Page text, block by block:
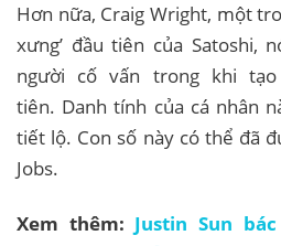
Hơn nữa, Craig Wright, một
xưng’ đầu tiên của Satoshi,
người cố vấn trong khi
tiên. Danh tính của cá nhân
tiết lộ. Con số này có thể đã
Jobs.
Xem thêm: Justin Sun